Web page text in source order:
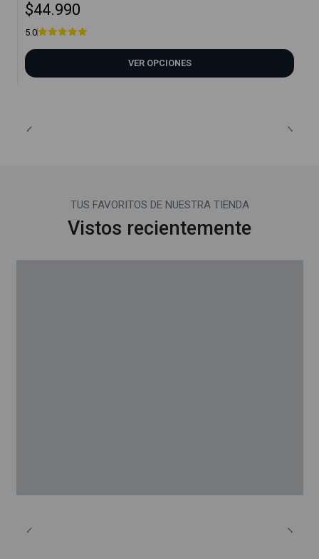
$44.990
5.0
VER OPCIONES
TUS FAVORITOS DE NUESTRA TIENDA
Vistos recientemente